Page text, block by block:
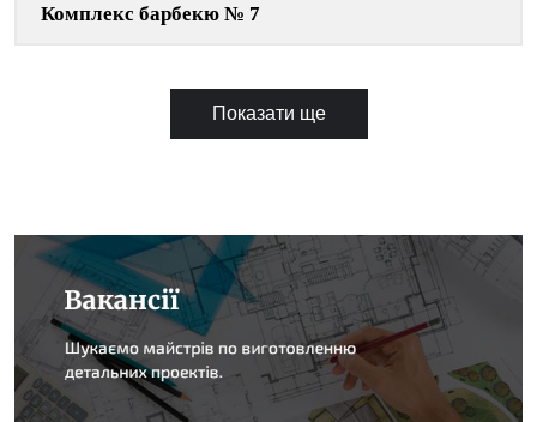
Комплекс барбекю № 7
Показати ще